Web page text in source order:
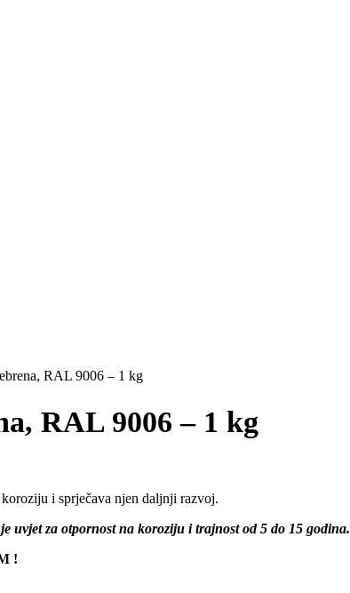
RAL 9006 – 1 kg
RAL 9006 – 1 kg
i sprječava njen daljnji razvoj.
uvjet za otpornost na koroziju i trajnost od 5 do 15 godina.
!